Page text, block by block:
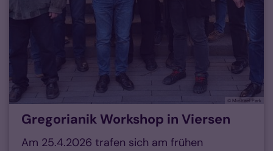
© Michael Park
Gregorianik Workshop in Viersen
Am 25.4.2026 trafen sich am frühen